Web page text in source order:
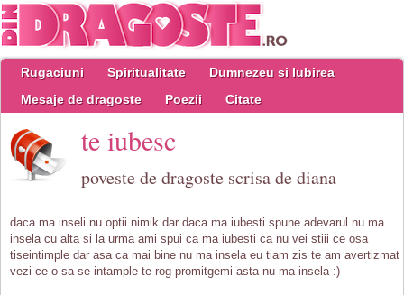
Rugaciuni Spiritualitate
Dumnezeu si Iubirea
Mesaje de dragoste
Poezii Citate
te iubesc
poveste de dragoste scrisa de diana
daca ma inseli nu optii nimik dar daca ma iubesti spune adevarul nu ma
insela cu alta si la urma ami spui ca ma iubesti ca nu vei stiii ce osa
tiseintimple dar asa ca mai bine nu ma insela eu tiam zis te am avertizmat
vezi ce o sa se intample te rog promitgemi asta nu ma insela :)